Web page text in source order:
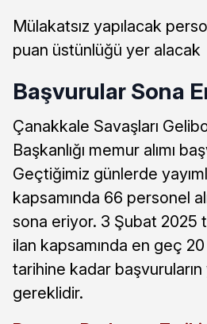
Mülakatsız yapılacak
puan üstünlüğü yer alacak
Başvurular Sona
Çanakkale Savaşları
Başkanlığı memur alımı
Geçtiğimiz günlerde
kapsamında 66 personel
sona eriyor. 3 Şubat 2025
ilan kapsamında en geç
tarihine kadar başvuruların
gereklidir.